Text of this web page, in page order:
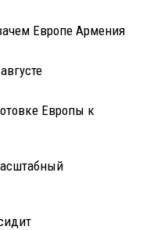
Европе Армения
Европы к